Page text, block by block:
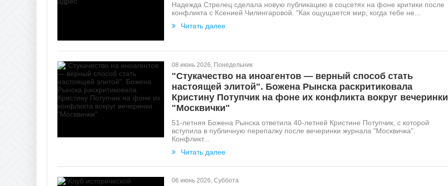
Надежда Стрелец сделала новую публикацию в соцсетях на фоне критики после
конфликта с Ксенией Чилингаровой. "Как ощущается мир, когда тебе не...
Читать далее
08 июнь 2026, Понедельник
"Стукачество на иноагентов — верный способ стать
настоящей элитой". Божена Рынска раскритиковала
Кристину Потупчик на фоне их конфликта вокруг вечеринки
"Москвички"
51-летняя Божена Рынска ответила 40-летней Кристине Потупчик, с которой
вступила в публичную перепалку после вечеринки журнала "Москвичка".
Конфликт...
Читать далее
06 июнь 2026, Суббота